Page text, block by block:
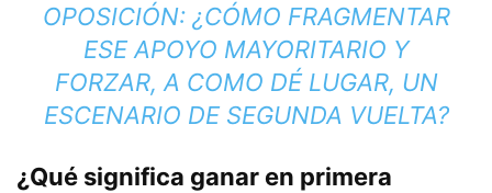
OPOSICIÓN: ¿CÓMO FRAGMENTAR
ESE APOYO MAYORITARIO Y
FORZAR, A COMO DÉ LUGAR, UN
ESCENARIO DE SEGUNDA VUELTA?
¿Qué significa ganar en primera